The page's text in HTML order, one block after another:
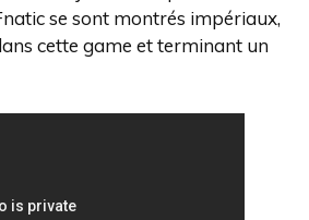
se sont montrés impériaux,
cette game et terminant un